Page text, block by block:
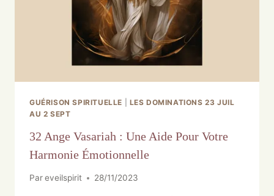
GUÉRISON SPIRITUELLE
LES DOMINATIONS 23 JUIL
AU 2 SEPT
32 Ange Vasariah : Une Aide Pour Votre
Harmonie Émotionnelle
Pareveilspirit 28/11/2023